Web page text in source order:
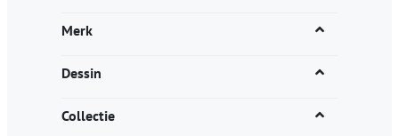
Merk
Dessin
Collectie